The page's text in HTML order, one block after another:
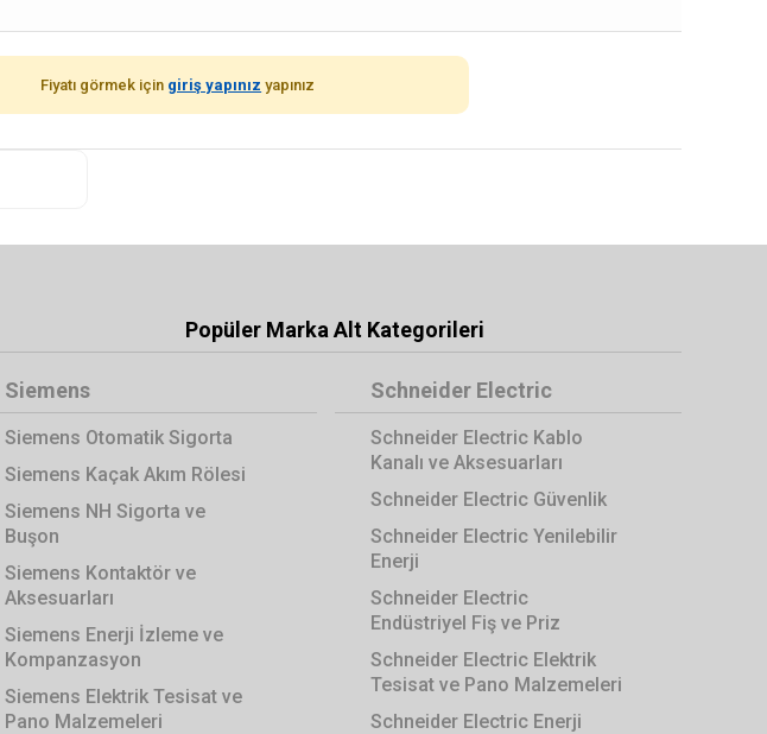
Fiyatı görmek için giriş yapınız yapınız
Popüler Marka Alt Kategorileri
Siemens
Siemens Otomatik Sigorta
Siemens Kaçak Akım Rölesi
Siemens NH Sigorta ve
Buşon
Siemens Kontaktör ve
Aksesuarları
Siemens Enerji İzleme ve
Kompanzasyon
Siemens Elektrik Tesisat ve
Pano Malzemeleri
Schneider Electric
Schneider Electric Kablo
Kanalı ve Aksesuarları
Schneider Electric Güvenlik
Schneider Electric Yenilebilir
Enerji
Schneider Electric
Endüstriyel Fiş ve Priz
Schneider Electric Elektrik
Tesisat ve Pano Malzemeleri
Schneider Electric Enerji